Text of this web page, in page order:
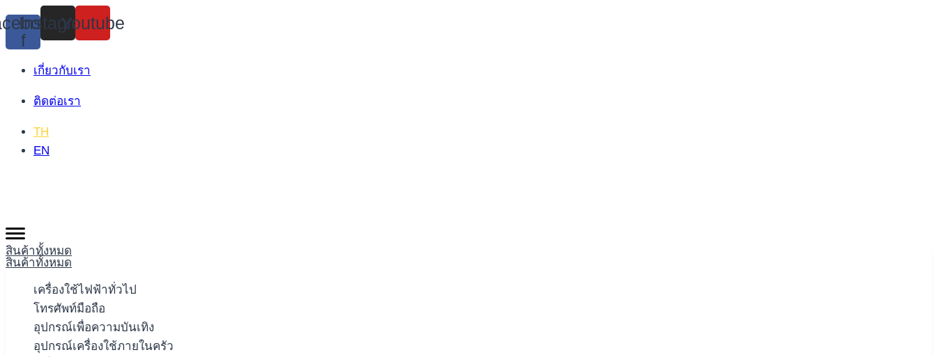
Skip
to
content
f
Instagram
Youtube
เกี่ยวกับเรา
ติดต่อเรา
TH
EN
สินค้าทั้งหมด
สินค้าทั้งหมด
เครื่องใช้ไฟฟ้าทั่วไป
โทรศัพท์มือถือ
อุปกรณ์เพื่อความบันเทิง
อุปกรณ์เครื่องใช้ภายในครัว